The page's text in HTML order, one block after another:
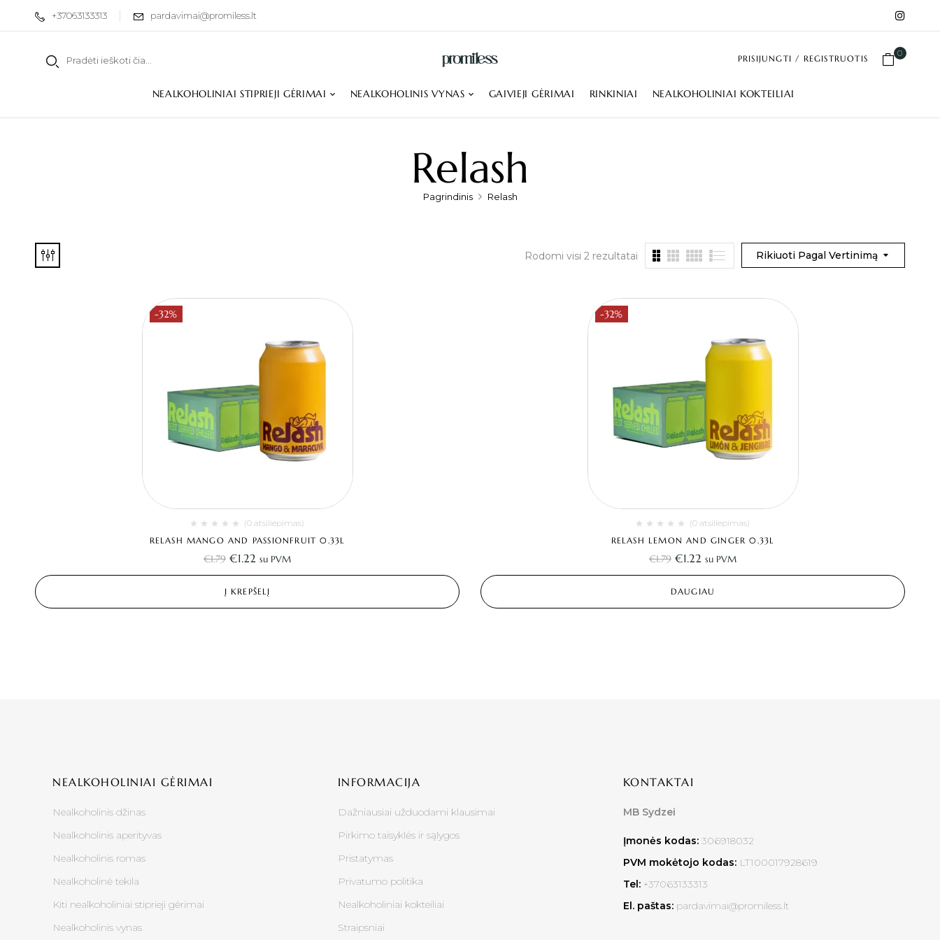
+37063133313 pardavimai@promiless.lt
PRISIJUNGTI / REGISTRUOTIS
0
NEALKOHOLINIAI STIPRIEJI GĖRIMAI NEALKOHOLINIS VYNAS GAIVIEJI GĖRIMAI RINKINIAI NEALKOHOLINIAI KOKTEILIAI
Relash
Pagrindinis Relash
Rikiuoti Pagal Vertinimą
Rodomi visi 2 rezultatai
-32%
(0 atsiliepimas)
RELASH MANGO AND PASSIONFRUIT 0.33L
€1.79 €1.22 su PVM
Į KREPŠELĮ
-32%
(0 atsiliepimas)
RELASH LEMON AND GINGER 0.33L
€1.79 €1.22 su PVM
DAUGIAU
NEALKOHOLINIAI GĖRIMAI
Nealkoholinis džinas
Nealkoholinis aperityvas
Nealkoholinis romas
Nealkoholinė tekila
Kiti nealkoholiniai stiprieji gėrimai
Nealkoholinis vynas
INFORMACIJA
Dažniausiai užduodami klausimai
Pirkimo taisyklės ir sąlygos
Pristatymas
Privatumo politika
Nealkoholiniai kokteiliai
Straipsniai
KONTAKTAI
MB Sydzei
Įmonės kodas: 306918032
PVM mokėtojo kodas: LT100017928619
Tel:+37063133313
El. paštas:pardavimai@promiless.lt